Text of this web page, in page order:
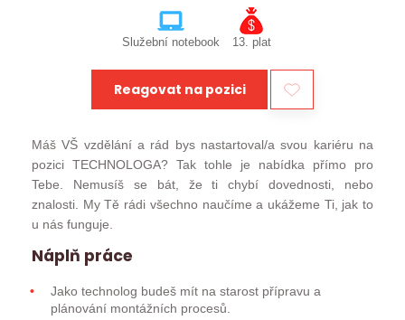
Služební notebook 13. plat
Reagovat na pozici
Máš VŠ vzdělání a rád bys nastartoval/a svou kariéru na
pozici TECHNOLOGA? Tak tohle je nabídka přímo pro
Tebe. Nemusíš se bát, že ti chybí dovednosti, nebo
znalosti. My Tě rádi všechno naučíme a ukážeme Ti, jak to
u nás funguje.
Náplň práce
Jako technolog budeš mít na starost přípravu a
plánování montážních procesů.